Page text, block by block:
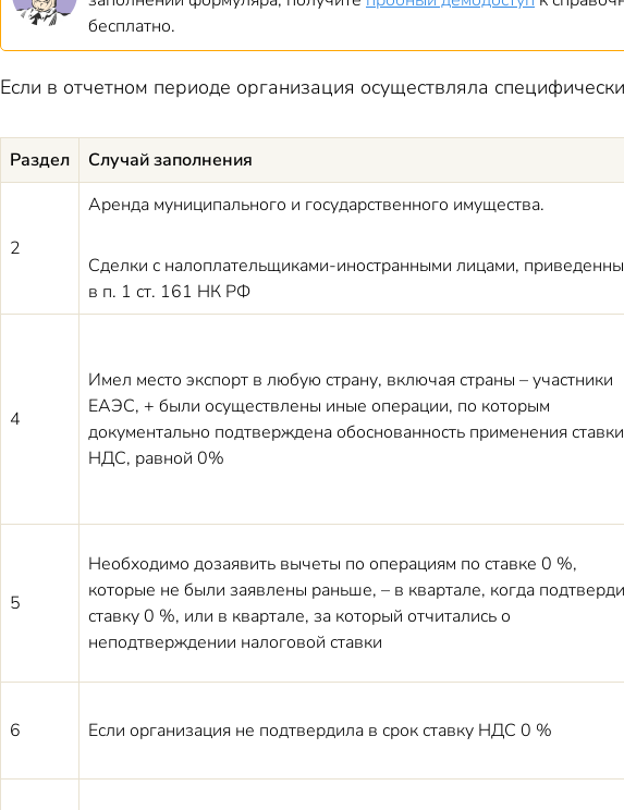
бесплатно.
Если в отчетном периоде организация осуществляла
Раздел Случай заполнения
2
Аренда муниципального и государственного имущества.
Сделки с налоплательщиками-иностранными лицами,
в п. 1 ст. 161 НК РФ
4
Имел место экспорт в любую страну, включая страны – участники
ЕАЭС, + были осуществлены иные операции, по которым
документально подтверждена обоснованность применения ставки
НДС, равной 0%
5
Необходимо дозаявить вычеты по операциям по ставке 0 %,
которые не были заявлены раньше, – в квартале, когда
ставку 0 %, или в квартале, за который отчитались о
неподтверждении налоговой ставки
6 Если организация не подтвердила в срок ставку НДС 0 %